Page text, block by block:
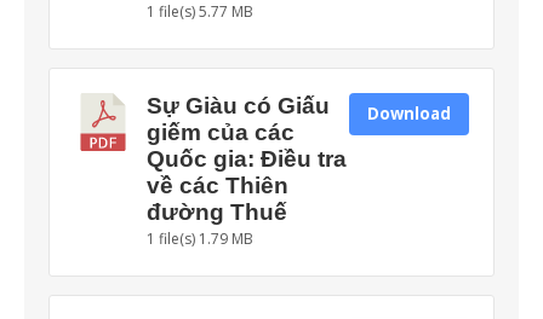
1 file(s)5.77 MB
Sự Giàu có Giấu
giếm của các
Quốc gia: Điều tra
về các Thiên
đường Thuế
1 file(s) 1.79 MB
Download